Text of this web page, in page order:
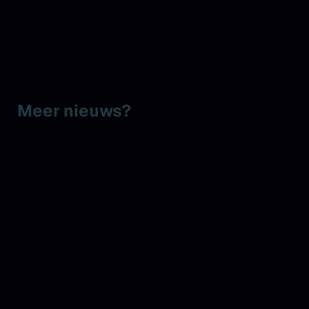
Meer nieuws?